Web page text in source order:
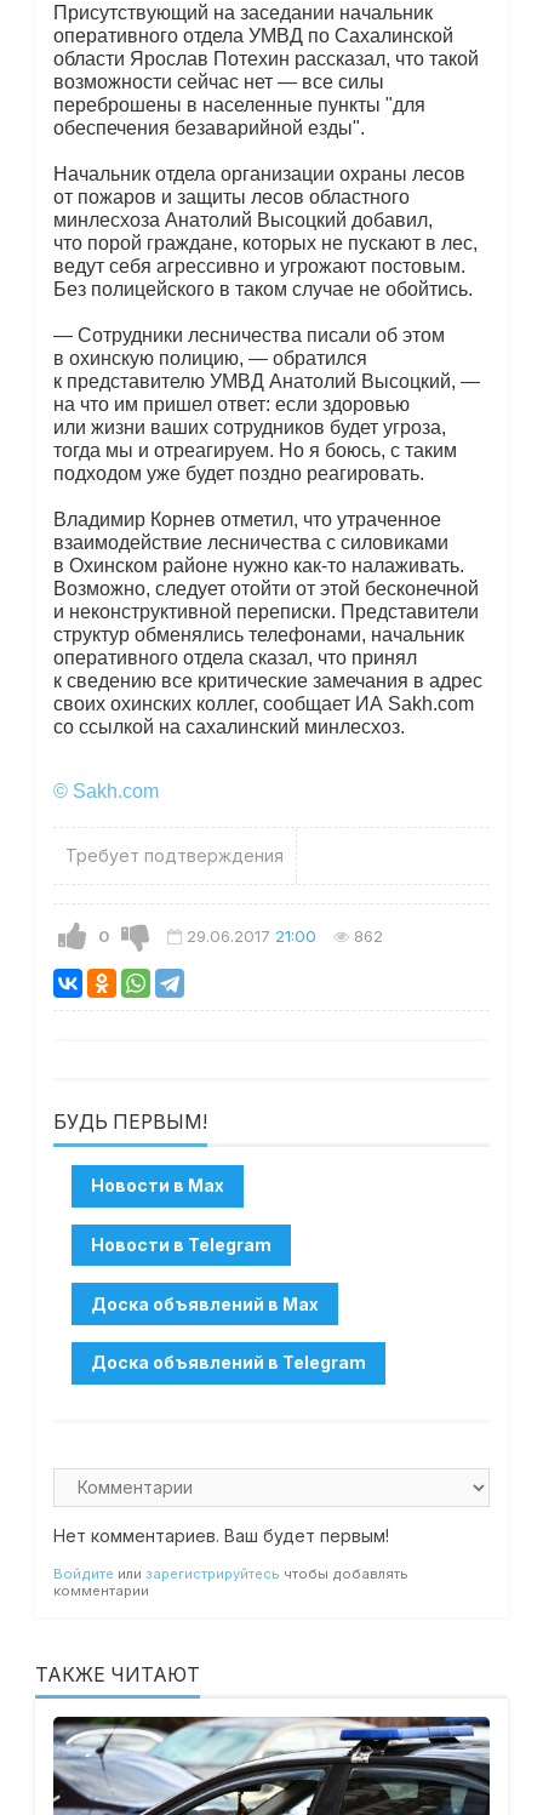
Присутствующий на заседании начальник
оперативного отдела УМВД по Сахалинской
области Ярослав Потехин рассказал, что такой
возможности сейчас нет — все силы
переброшены в населенные пункты "для
обеспечения безаварийной езды".
Начальник отдела организации охраны лесов
от пожаров и защиты лесов областного
минлесхоза Анатолий Высоцкий добавил,
что порой граждане, которых не пускают в лес,
ведут себя агрессивно и угрожают постовым.
Без полицейского в таком случае не обойтись.
— Сотрудники лесничества писали об этом
в охинскую полицию, — обратился
к представителю УМВД Анатолий Высоцкий, —
на что им пришел ответ: если здоровью
или жизни ваших сотрудников будет угроза,
тогда мы и отреагируем. Но я боюсь, с таким
подходом уже будет поздно реагировать.
Владимир Корнев отметил, что утраченное
взаимодействие лесничества с силовиками
в Охинском районе нужно как-то налаживать.
Возможно, следует отойти от этой бесконечной
и неконструктивной переписки. Представители
структур обменялись телефонами, начальник
оперативного отдела сказал, что принял
к сведению все критические замечания в адрес
своих охинских коллег, сообщает ИА Sakh.com
со ссылкой на сахалинский минлесхоз.
© Sakh.com
Требует подтверждения
0 29.06.2017 21:00 862
БУДЬ ПЕРВЫМ!
Нет комментариев. Ваш будет первым!
Войдите или зарегистрируйтесь чтобы добавлять
комментарии
ТАКЖЕ ЧИТАЮТ